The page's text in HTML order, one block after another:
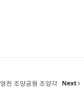
영천 조양공원 조양각 Next